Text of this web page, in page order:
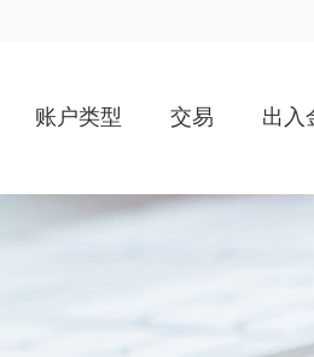
账户类型 交易 出入